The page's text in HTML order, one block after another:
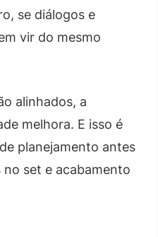
se diálogos e
vir do mesmo
alinhados, a
melhora. E isso é
planejamento antes
no set e acabamento